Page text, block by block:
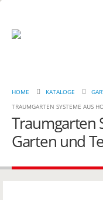
HOME KATALOGE
TRAUMGARTEN SYSTEME AUS
Traumgarten
Garten und